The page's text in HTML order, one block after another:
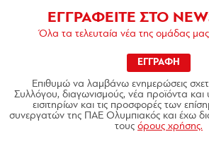
ΕΓΓΡΑΦΕΙΤΕ ΣΤΟ
Όλα τα τελευταία νέα της ομάδας
ΕΓΓΡΑΦΗ
Επιθυμώ να λαμβάνω ενημερώσεις
Συλλόγου, διαγωνισμούς, νέα προϊόντα και
εισιτηρίων και τις προσφορές των
συνεργατών της ΠΑΕ Ολυμπιακός και έχω
τους όρους χρήσης.